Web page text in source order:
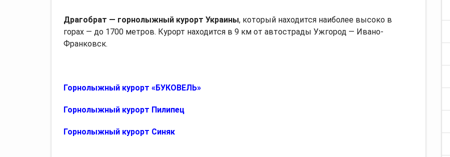
Драгобрат — горнолыжный курорт Украины, который находится наиболее высоко в
горах — до 1700 метров. Курорт находится в 9 км от автострады Ужгород — Ивано-
Франковск.
Горнолыжный курорт «БУКОВЕЛЬ»
Горнолыжный курорт Пилипец
Горнолыжный курорт Синяк